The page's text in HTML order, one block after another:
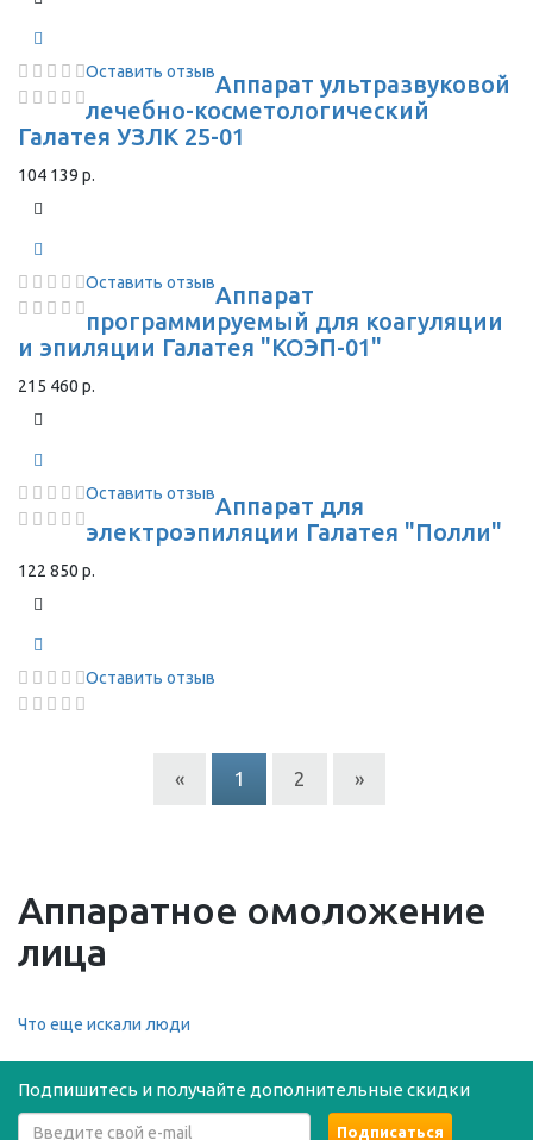
Оставить отзывАппарат ультразвуковой
лечебно-косметологический
Галатея УЗЛК 25-01
104 139 р.
Оставить отзывАппарат
программируемый для коагуляции
и эпиляции Галатея "КОЭП-01"
215 460 р.
Оставить отзывАппарат для
электроэпиляции Галатея "Полли"
122 850 р.
Оставить отзыв
« 1 2 »
Аппаратное омоложение
лица
Что еще искали люди
Подпишитесь и получайте дополнительные скидки